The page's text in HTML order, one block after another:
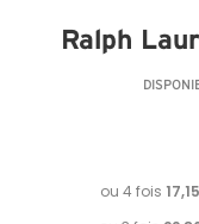
Ralph